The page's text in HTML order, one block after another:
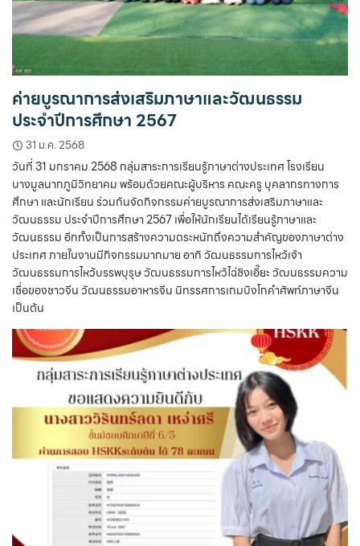
ค่ายบูรณาการส่งเสริมภาษาและวัฒนธรรม
ประจำปีการศึกษา 2567
31 ม.ค. 2568
วันที่ 31 มกราคม 2568 กลุ่มสาระการเรียนรู้ภาษาต่างประเทศ โรงเรียน
บางมูลนากภูมิวิทยาคม พร้อมด้วยคณะผู้บริหาร คณะครู บุคลากรทางการ
ศึกษา และนักเรียน ร่วมกันจัดกิจกรรมค่ายบูรณาการส่งเสริมภาษาและ
วัฒนธรรม ประจำปีการศึกษา 2567 เพื่อให้นักเรียนได้เรียนรู้ภาษาและ
วัฒนธรรม อีกทั้งเป็นการสร้างความตระหนักถึงความสำคัญของภาษาต่าง
ประเทศ ภายในงานมีกิจกรรมมากมาย อาทิ วัฒนธรรมการไหว้เจ้า
วัฒนธรรมการไหว้บรรพบุรุษ วัฒนธรรมการไหว้ไฉ่ซิงเอี๊ยะ วัฒนธรรมความ
เชื่อของชาวจีน วัฒนธรรมอาหารจีน นิทรรศการเกมบิงโกคำศัพท์ภาษาจีน
เป็นต้น